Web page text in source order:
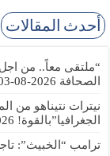
أحدث المقالات
“ملتقى معاً.. من
الصحافة 2026-08-03
نيترات نتيناهو من
الجغرافيا”بالقوة! 03
ترامب “الخبيث”: